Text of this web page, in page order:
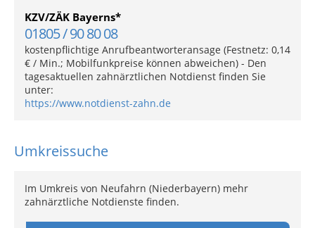
KZV/ZÄK Bayerns*
01805 / 90 80 08
kostenpflichtige Anrufbeantworteransage (Festnetz: 0,14
€ / Min.; Mobilfunkpreise können abweichen) - Den
tagesaktuellen zahnärztlichen Notdienst finden Sie
unter:
https://www.notdienst-zahn.de
Umkreissuche
Im Umkreis von Neufahrn (Niederbayern) mehr
zahnärztliche Notdienste finden.